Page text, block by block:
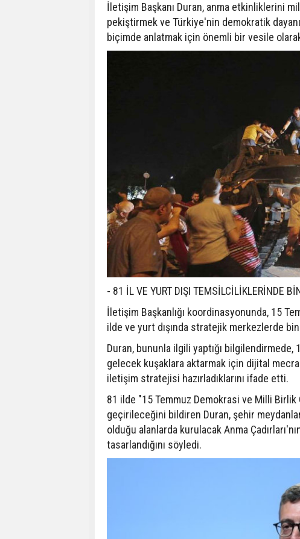
İletişim Başkanı Duran, anma etkinliklerini
pekiştirmek ve Türkiye'nin demokratik
biçimde anlatmak için önemli bir vesile
- 81 İL VE YURT DIŞI TEMSİLCİLİKLERİNDE
İletişim Başkanlığı koordinasyonunda, 15
ilde ve yurt dışında stratejik merkezlerde
Duran, bununla ilgili yaptığı
gelecek kuşaklara aktarmak için dijital
iletişim stratejisi hazırladıklarını ifade etti.
81 ilde "15 Temmuz Demokrasi ve Milli Birlik
geçirileceğini bildiren Duran, şehir
olduğu alanlarda kurulacak Anma
tasarlandığını söyledi.